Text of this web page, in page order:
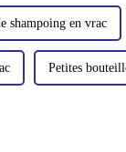
shampoing en vrac
Petites